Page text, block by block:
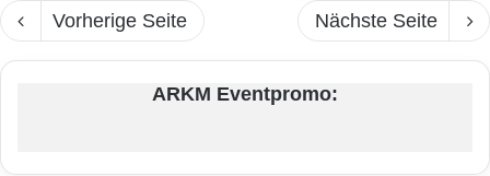
Vorherige Seite Nächste Seite
ARKM Eventpromo: